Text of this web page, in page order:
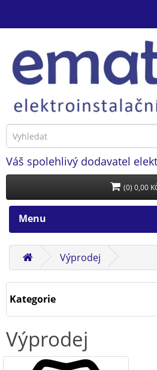
Váš spolehlivý dodavatel
(0) 0,00
Menu
Výprodej
Kategorie
Výprodej